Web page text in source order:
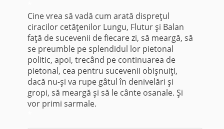
Cine vrea să vadă cum arată dispreţul
ciracilor cetăţenilor Lungu, Flutur şi Balan
faţă de sucevenii de fiecare zi, să meargă, să
se preumble pe splendidul lor pietonal
politic, apoi, trecând pe continuarea de
pietonal, cea pentru sucevenii obişnuiţi,
dacă nu-şi va rupe gâtul în denivelări şi
gropi, să meargă şi să le cânte osanale. Şi
vor primi sarmale.